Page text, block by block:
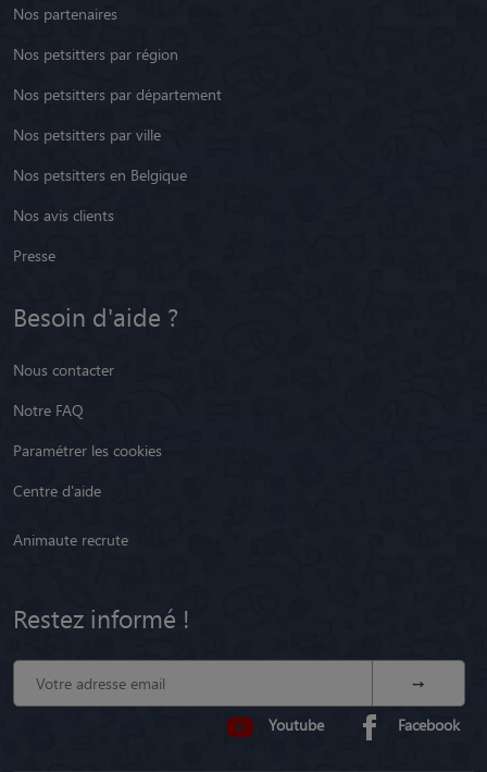
Nos partenaires
Nos petsitters par région
Nos petsitters par département
Nos petsitters par ville
Nos petsitters en Belgique
Nos avis clients
Presse
Besoin d'aide ?
Nous contacter
Notre FAQ
Paramétrer les cookies
Centre d'aide
Animaute recrute
Restez informé !
Youtube Facebook